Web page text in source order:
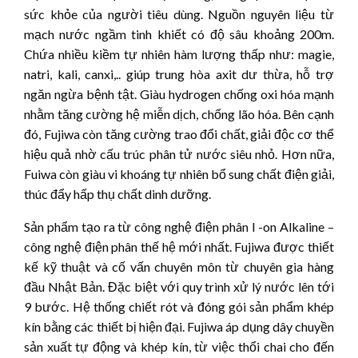
sức khỏe của người tiêu dùng. Nguồn nguyên liệu từ
mạch nước ngầm tinh khiết có độ sâu khoảng 200m.
Chứa nhiều kiềm tự nhiên hàm lượng thấp như: magie,
natri, kali, canxi,.. giúp trung hòa axit dư thừa, hỗ trợ
ngăn ngừa bệnh tật. Giàu hydrogen chống oxi hóa mạnh
nhằm tăng cường hệ miễn dịch, chống lão hóa. Bên cạnh
đó, Fujiwa còn tăng cường trao đổi chất, giải độc cơ thể
hiệu quả nhờ cấu trúc phân tử nước siêu nhỏ. Hơn nữa,
Fuiwa còn giàu vi khoáng tự nhiên bổ sung chất điện giải,
thúc đẩy hấp thụ chất dinh dưỡng.
Sản phẩm tạo ra từ công nghệ điện phân I -on Alkaline –
công nghệ điện phân thế hệ mới nhất. Fujiwa được thiết
kế kỹ thuật và cố vấn chuyên môn từ chuyên gia hàng
đầu Nhật Bản. Đặc biệt với quy trình xử lý nước lên tới
9 bước. Hệ thống chiết rót và đóng gói sản phẩm khép
kín bằng các thiết bị hiện đại. Fujiwa áp dụng dây chuyền
sản xuất tự động và khép kín, từ việc thổi chai cho đến